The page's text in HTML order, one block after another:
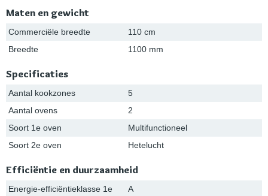
Maten en gewicht
Commerciële breedte
110 cm
Breedte
1100 mm
Specificaties
Aantal kookzones
5
Aantal ovens
2
Soort 1e oven
Multifunctioneel
Soort 2e oven
Hetelucht
Efficiëntie en duurzaamheid
Energie-efficiëntieklasse 1e A